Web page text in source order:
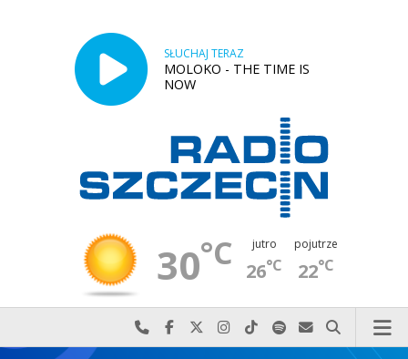
SŁUCHAJ TERAZ
MOLOKO - THE TIME IS
NOW
30°C jutro
26°C
pojutrze
22°C
Najlepiej po prostu do nas zadzwoń
Odwiedź nas na Facebook-u
Odwiedź nas na X
Odwiedź nas na Instagram-ie
Odwiedź nas na TikTok-u
Szukaj nas na Spotify
Wyślij do nas
Szukaj